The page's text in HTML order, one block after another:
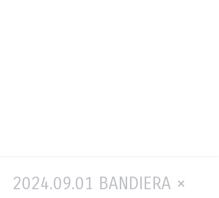
2024.09.01 BANDIERA ×